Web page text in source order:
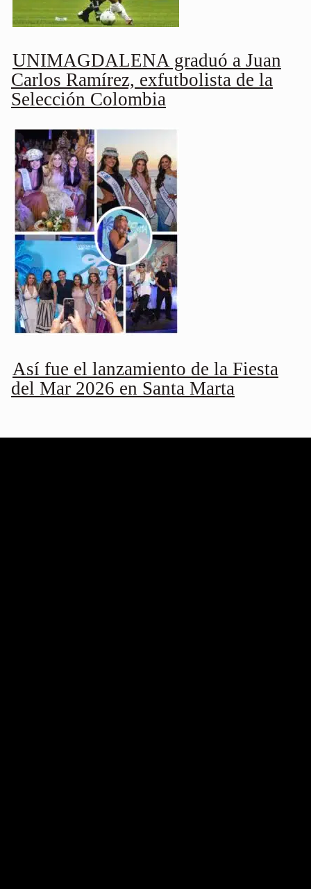
UNIMAGDALENA graduó a Juan
Carlos Ramírez, exfutbolista de la
Selección Colombia
Así fue el lanzamiento de la Fiesta
del Mar 2026 en Santa Marta